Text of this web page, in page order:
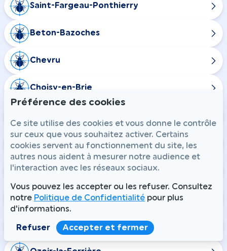
Saint-Fargeau-Ponthierry
Beton-Bazoches
Chevru
Choisy-en-Brie
La Ferté-Gaucher
Meilleray
Saint-Martin-des-Champs
Saint-Rémy-la-Vanne
Préférence des cookies
Ce site utilise des cookies et vous donne le contrôle
sur ceux que vous souhaitez activer. Certains
cookies servent au fonctionnement du site, les
autres nous aident à mesurer notre audience et
l'interaction avec les réseaux sociaux.
Vous pouvez les accepter ou les refuser. Consultez
notre Politique de Confidentialité pour plus
d'informations.
Refuser Accepter et fermer